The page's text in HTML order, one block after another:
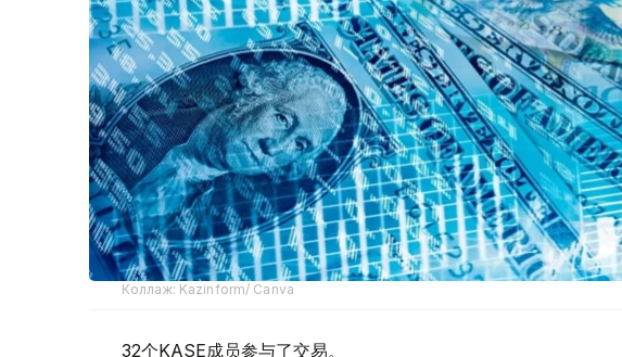
Коллаж: Kazinform/ Canva
32个KASE成员参与了交易。